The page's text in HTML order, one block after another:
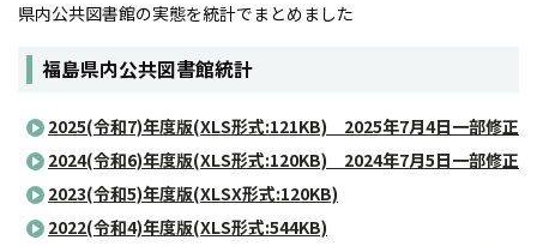
県内公共図書館の実態を統計でまとめました
福島県内公共図書館統計
2025(令和7)年度版(XLS形式:121KB) 2025年7月4日一部修正
2024(令和6)年度版(XLS形式:120KB) 2024年7月5日一部修正
2023(令和5)年度版(XLSX形式:120KB)
2022(令和4)年度版(XLS形式:544KB)